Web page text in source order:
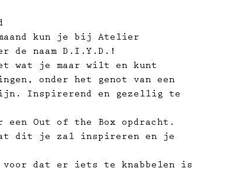
maand kun je bij Atelier
de naam D.I.Y.D.!
wat je maar wilt en kunt
onder het genot van een
Inspirerend en gezellig te
Out of the Box opdracht.
dit je zal inspireren en je
voor dat er iets te knabbelen is